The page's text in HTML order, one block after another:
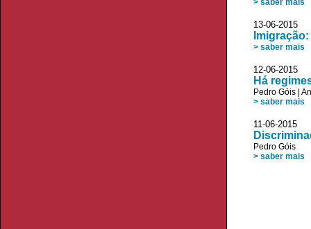
> saber mais
13-06-
> saber mais
12-06-
Há
Pedro Góis
> saber mais
11-06-
Pedro Góis
> saber mais